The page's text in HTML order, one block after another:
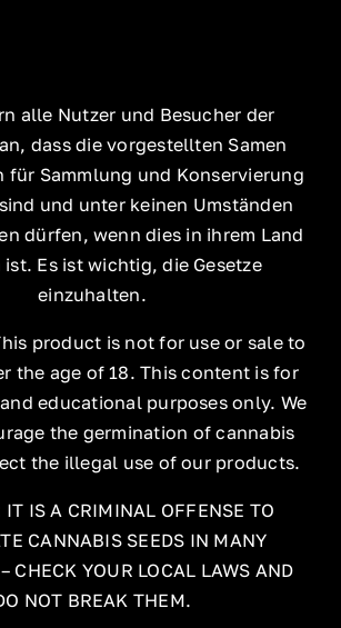
alle Nutzer und Besucher der
dass die vorgestellten Samen
für Sammlung und Konservierung
und unter keinen Umständen
dürfen, wenn dies in ihrem Land
Es ist wichtig, die Gesetze
einzuhalten.
product is not for use or sale to
the age of 18. This content is for
educational purposes only. We
the germination of cannabis
the illegal use of our products.
IT IS A CRIMINAL OFFENSE TO
CANNABIS SEEDS IN MANY
CHECK YOUR LOCAL LAWS AND
NOT BREAK THEM.